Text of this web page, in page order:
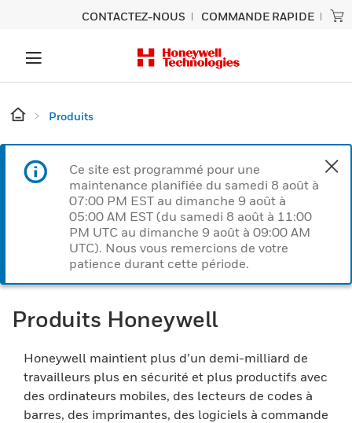
CONTACTEZ-NOUS COMMANDE RAPIDE
Produits
Ce site est programmé pour une
maintenance planifiée du samedi 8 août à
07:00 PM EST au dimanche 9 août à
05:00 AM EST (du samedi 8 août à 11:00
PM UTC au dimanche 9 août à 09:00 AM
UTC). Nous vous remercions de votre
patience durant cette période.
Produits Honeywell
Honeywell maintient plus d’un demi-milliard de
travailleurs plus en sécurité et plus productifs avec
des ordinateurs mobiles, des lecteurs de codes à
barres, des imprimantes, des logiciels à commande